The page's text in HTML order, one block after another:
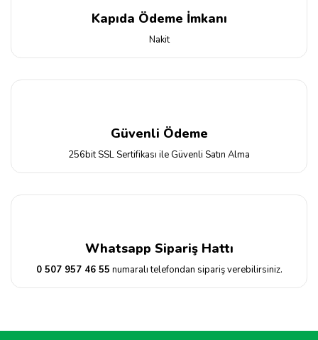
Kapıda Ödeme İmkanı
Nakit
Güvenli Ödeme
256bit SSL Sertifikası ile Güvenli Satın Alma
Whatsapp Sipariş Hattı
0 507 957 46 55 numaralı telefondan sipariş verebilirsiniz.